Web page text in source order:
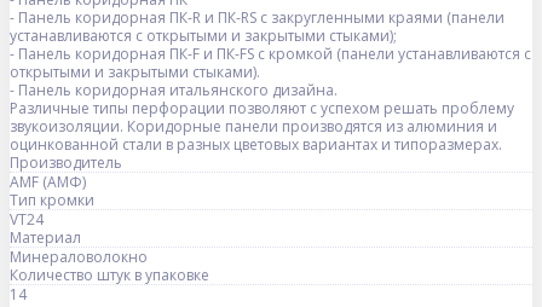
- Панель коридорная ПК-R и ПК-RS с закругленными краями (панели
устанавливаются с открытыми и закрытыми стыками);
- Панель коридорная ПК-F и ПК-FS с кромкой (панели устанавливаются с
открытыми и закрытыми стыками).
- Панель коридорная итальянского дизайна.
Различные типы перфорации позволяют с успехом решать проблему
звукоизоляции. Коридорные панели производятся из алюминия и
оцинкованной стали в разных цветовых вариантах и типоразмерах.
Производитель
AMF (АМФ)
Тип кромки
VT24
Материал
Минераловолокно
Количество штук в упаковке
14